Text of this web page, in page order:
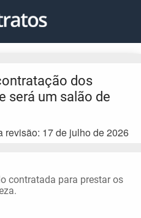
dos
será um salão de
revisão: 17 de julho de 2026
contratada para prestar os